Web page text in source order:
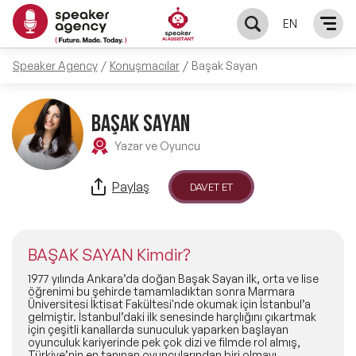
EN
KONUŞMACILAR
Yerel Konuşmacılar
Global Konuşmacılar
Exclusive Konuşmacılar
Tüm Konuşmacılar
KONULAR
Öne Çıkan Konular
Ünlü Konuşmacılar
İlham Veren Konuşmacılar
İlham Veren Kadın Konuşmacılar
ÇÖZÜMLER
Master Class Workshop
Akış Sunumu & Moderasyon
HAKKIMIZDA
Biz Kimiz?
BLOG
Speaker Agency Konuşmacılar Başak Sayan
BAŞAK SAYAN
Yazar ve Oyuncu
Paylaş DAVET ET
BAŞAK SAYAN Kimdir?
1977 yılında Ankara’da doğan Başak Sayan ilk, orta ve lise
öğrenimi bu şehirde tamamladıktan sonra Marmara
Üniversitesi İktisat Fakültesi'nde okumak için İstanbul’a
gelmiştir. İstanbul’daki ilk senesinde harçlığını çıkartmak
için çeşitli kanallarda sunuculuk yaparken başlayan
oyunculuk kariyerinde pek çok dizi ve filmde rol almış,